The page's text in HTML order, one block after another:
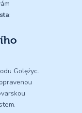
:
Golężyc.